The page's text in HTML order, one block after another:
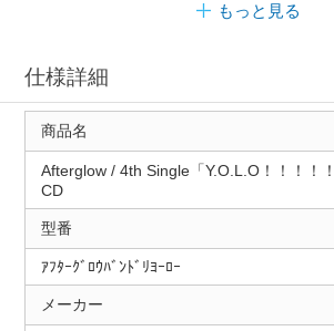
もっと見る
仕様詳細
商品名
Afterglow / 4th Single「Y.O.L.O！！！！
CD
型番
ｱﾌﾀｰｸﾞﾛｳﾊﾞﾝﾄﾞﾘﾖｰﾛｰ
メーカー